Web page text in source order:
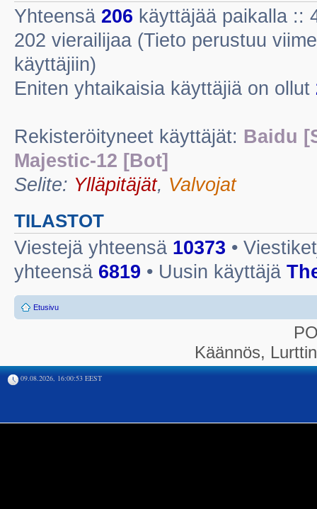
Yhteensä 206 käyttäjää paikalla ::
202 vierailijaa (Tieto perustuu
käyttäjiin)
Eniten yhtaikaisia käyttäjiä on ollut
Rekisteröityneet käyttäjät: Baidu
Majestic-12 [Bot]
Selite: Ylläpitäjät, Valvojat
TILASTOT
Viestejä yhteensä 10373 •
yhteensä 6819 • Uusin käyttäjä
Etusivu
Käännös,
09.08.2026, 16:00:53 EEST